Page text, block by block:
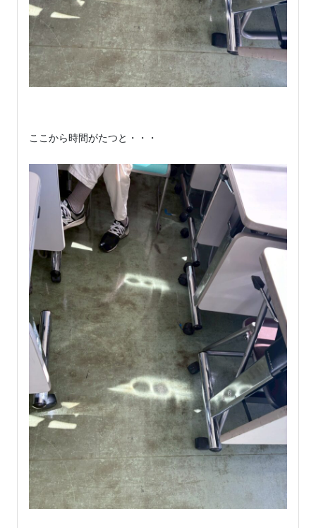
ここから時間がたつと・・・